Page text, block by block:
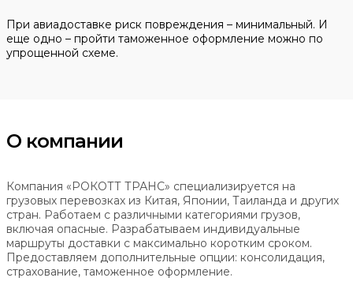
При авиадоставке риск повреждения – минимальный. И
еще одно – пройти таможенное оформление можно по
упрощенной схеме.
О компании
Компания «РОКОТТ ТРАНС» специализируется на
грузовых перевозках из Китая, Японии, Таиланда и других
стран. Работаем с различными категориями грузов,
включая опасные. Разрабатываем индивидуальные
маршруты доставки с максимально коротким сроком.
Предоставляем дополнительные опции: консолидация,
страхование, таможенное оформление.